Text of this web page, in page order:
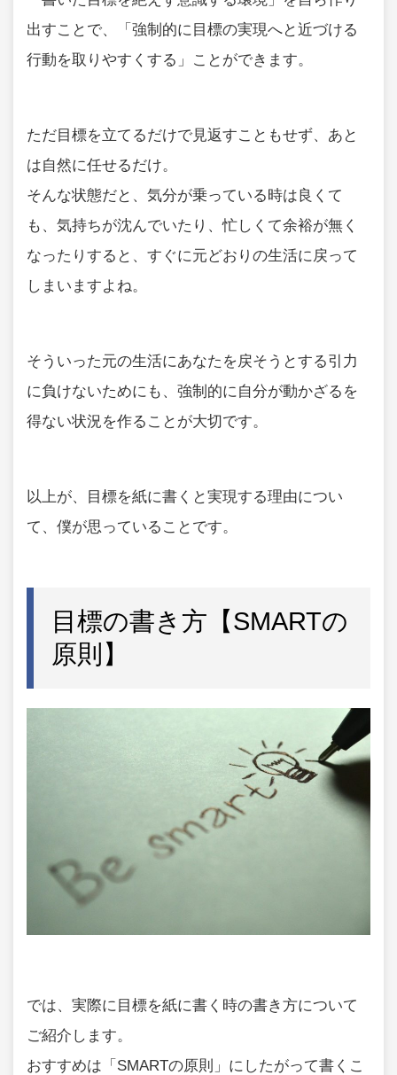
出すことで、「強制的に目標の実現へと近づける
行動を取りやすくする」ことができます。
ただ目標を立てるだけで見返すこともせず、あと
は自然に任せるだけ。
そんな状態だと、気分が乗っている時は良くて
も、気持ちが沈んでいたり、忙しくて余裕が無く
なったりすると、すぐに元どおりの生活に戻って
しまいますよね。
そういった元の生活にあなたを戻そうとする引力
に負けないためにも、強制的に自分が動かざるを
得ない状況を作ることが大切です。
以上が、目標を紙に書くと実現する理由につい
て、僕が思っていることです。
目標の書き方【SMARTの
原則】
では、実際に目標を紙に書く時の書き方について
ご紹介します。
おすすめは「SMARTの原則」にしたがって書くこ